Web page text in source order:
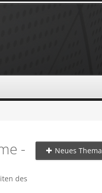
-
des
Neues Thema